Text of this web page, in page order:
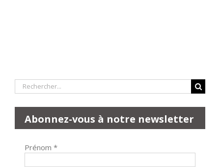
Rechercher:
Abonnez-vous à notre newsletter
Prénom *